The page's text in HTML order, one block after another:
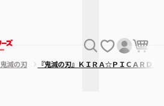
鬼滅の刃 『鬼滅の刃』ＫＩＲＡ☆ＰＩＣＡＲ